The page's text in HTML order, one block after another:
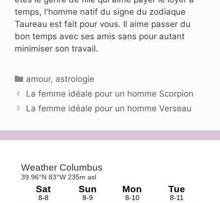
temps, l'homme natif du signe du zodiaque
Taureau est fait pour vous. Il aime passer du
bon temps avec ses amis sans pour autant
minimiser son travail.
Catégories
amour, astrologie
La femme idéale pour un homme Scorpion
La femme idéale pour un homme Verseau